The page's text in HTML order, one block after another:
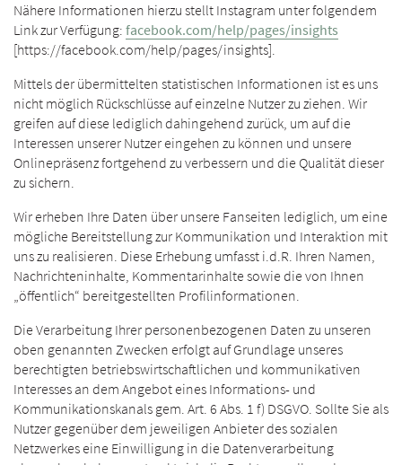
Nähere Informationen hierzu stellt Instagram unter folgendem
Link zur Verfügung: facebook.com/help/pages/insights
[https://facebook.com/help/pages/insights].
Mittels der übermittelten statistischen Informationen ist es uns
nicht möglich Rückschlüsse auf einzelne Nutzer zu ziehen. Wir
greifen auf diese lediglich dahingehend zurück, um auf die
Interessen unserer Nutzer eingehen zu können und unsere
Onlinepräsenz fortgehend zu verbessern und die Qualität dieser
zu sichern.
Wir erheben Ihre Daten über unsere Fanseiten lediglich, um eine
mögliche Bereitstellung zur Kommunikation und Interaktion mit
uns zu realisieren. Diese Erhebung umfasst i.d.R. Ihren Namen,
Nachrichteninhalte, Kommentarinhalte sowie die von Ihnen
„öffentlich“ bereitgestellten Profilinformationen.
Die Verarbeitung Ihrer personenbezogenen Daten zu unseren
oben genannten Zwecken erfolgt auf Grundlage unseres
berechtigten betriebswirtschaftlichen und kommunikativen
Interesses an dem Angebot eines Informations- und
Kommunikationskanals gem. Art. 6 Abs. 1 f) DSGVO. Sollte Sie als
Nutzer gegenüber dem jeweiligen Anbieter des sozialen
Netzwerkes eine Einwilligung in die Datenverarbeitung